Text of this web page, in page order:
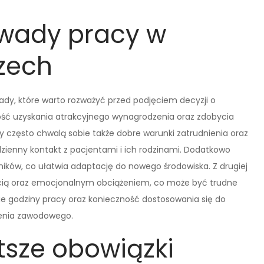
pracy w
które warto rozważyć przed podjęciem decyzji o
uzyskania atrakcyjnego wynagrodzenia oraz zdobycia
chwalą sobie także dobre warunki zatrudnienia oraz
kontakt z pacjentami i ich rodzinami. Dodatkowo
co ułatwia adaptację do nowego środowiska. Z drugiej
oraz emocjonalnym obciążeniem, co może być trudne
godziny pracy oraz konieczność dostosowania się do
zawodowego.
obowiązki